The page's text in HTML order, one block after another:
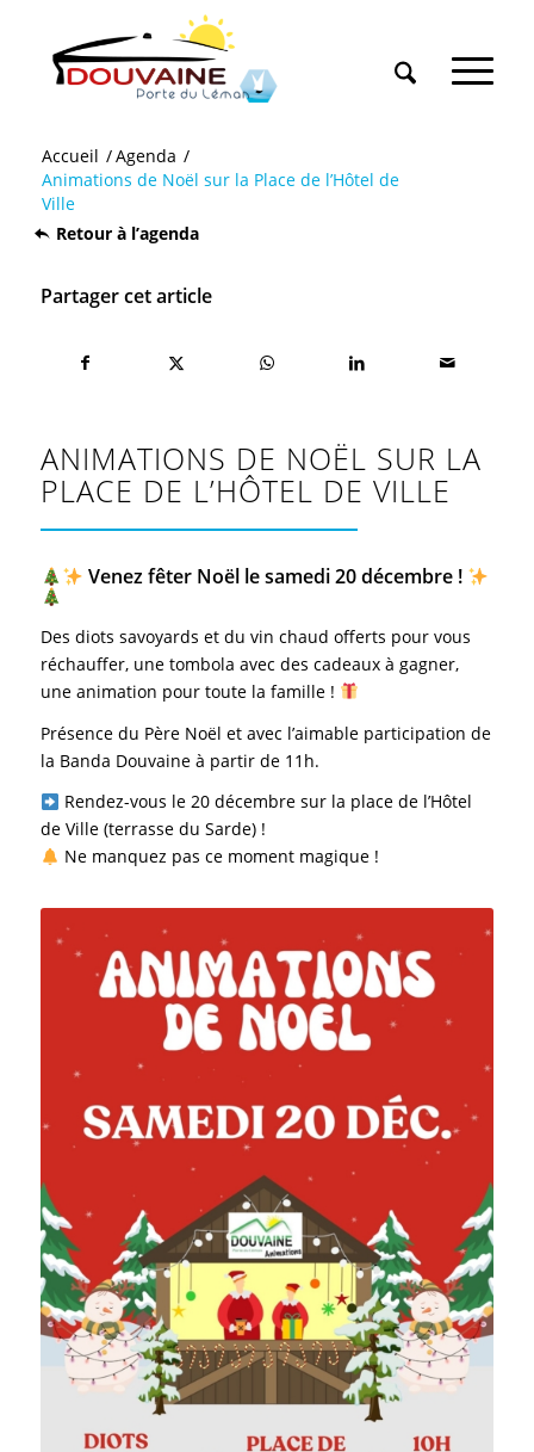
Accueil /Agenda /
Animations de Noël sur la Place de l’Hôtel de
Ville
Retour à l’agenda
Partager cet article
ANIMATIONS DE NOËL SUR LA
PLACE DE L’HÔTEL DE VILLE
Venez fêter Noël le samedi 20 décembre !
Des diots savoyards et du vin chaud offerts pour vous
réchauffer, une tombola avec des cadeaux à gagner,
une animation pour toute la famille !
Présence du Père Noël et avec l’aimable participation de
la Banda Douvaine à partir de 11h.
Rendez-vous le 20 décembre sur la place de l’Hôtel
de Ville (terrasse du Sarde) !
Ne manquez pas ce moment magique !